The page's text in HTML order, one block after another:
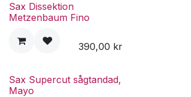
Sax Dissektion
Metzenbaum Fino
390,00 kr
Sax Supercut sågtandad,
Mayo